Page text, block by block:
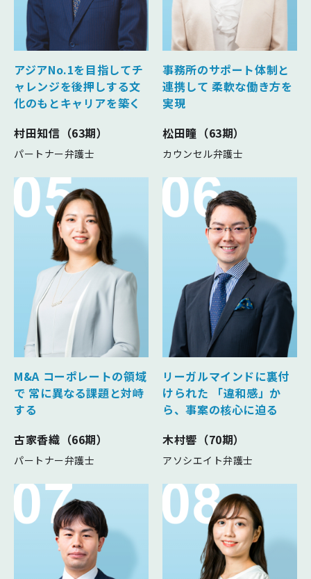
アジアNo.1を⽬指してチ
ャレンジを後押しする⽂
化のもとキャリアを築く
村田知信（63期）
パートナー弁護士
事務所のサポート体制と
連携して 柔軟な働き方を
実現
松田瞳（63期）
カウンセル弁護士
M&A コーポレートの領域
で 常に異なる課題と対峙
する
古家香織（66期）
パートナー弁護士
リーガルマインドに裏付
けられた 「違和感」か
ら、事案の核心に迫る
木村響（70期）
アソシエイト弁護士